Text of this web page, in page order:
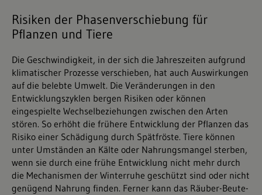
Risiken der Phasenverschiebung für
Pflanzen und Tiere
Die Geschwindigkeit, in der sich die Jahreszeiten aufgrund
klimatischer Prozesse verschieben, hat auch Auswirkungen
auf die belebte Umwelt. Die Veränderungen in den
Entwicklungszyklen bergen Risiken oder können
eingespielte Wechselbeziehungen zwischen den Arten
stören. So erhöht die frühere Entwicklung der Pflanzen das
Risiko einer Schädigung durch Spätfröste. Tiere können
unter Umständen an Kälte oder Nahrungsmangel sterben,
wenn sie durch eine frühe Entwicklung nicht mehr durch
die Mechanismen der Winterruhe geschützt sind oder nicht
genügend Nahrung finden. Ferner kann das Räuber-Beute-